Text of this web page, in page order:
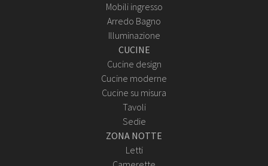
Mobili ingresso
Arredo Bagno
Illuminazione
CUCINE
Cucine design
Cucine moderne
Cucine su misura
Tavoli
Sedie
ZONA NOTTE
Letti